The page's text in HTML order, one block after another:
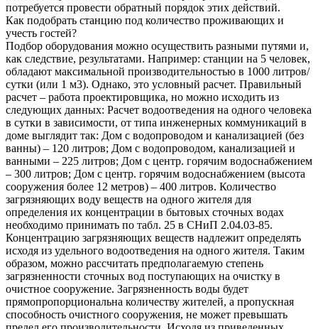
потребуется провести обратный порядок этих действий.
Как подобрать станцию под количество проживающих и
учесть гостей?
Подбор оборудования можно осуществить разными путями и,
как следствие, результатами. Например: станции на 5 человек,
обладают максимальной производительностью в 1000 литров/
сутки (или 1 м3). Однако, это условный расчет. Правильный
расчет – работа проектировщика, но можно исходить из
следующих данных: Расчет водоотведения на одного человека
в сутки в зависимости, от типа инженерных коммуникаций в
доме выглядит так: Дом с водопроводом и канализацией (без
ванны) – 120 литров; Дом с водопроводом, канализацией и
ванными – 225 литров; Дом с центр. горячим водоснабжением
– 300 литров; Дом с центр. горячим водоснабжением (высота
сооружения более 12 метров) – 400 литров. Количество
загрязняющих воду веществ на одного жителя для
определения их концентрации в бытовых сточных водах
необходимо принимать по табл. 25 в СНиП 2.04.03-85.
Концентрацию загрязняющих веществ надлежит определять
исходя из удельного водоотведения на одного жителя. Таким
образом, можно рассчитать предполагаемую степень
загрязненности сточных вод поступающих на очистку в
очистное сооружение. Загрязненность воды будет
прямопропорциональна количеству жителей, а пропускная
способность очистного сооружения, не может превышать